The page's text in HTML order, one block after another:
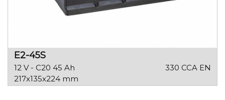
E2-45S
12 V - C20 45 Ah
330 CCA EN
217x135x224 mm